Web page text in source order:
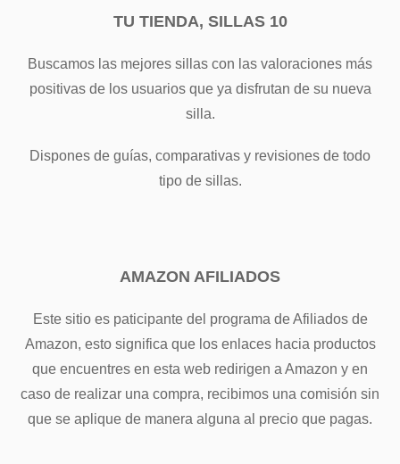
TU TIENDA, SILLAS 10
Buscamos las mejores sillas con las valoraciones más
positivas de los usuarios que ya disfrutan de su nueva
silla.
Dispones de guías, comparativas y revisiones de todo
tipo de sillas.
AMAZON AFILIADOS
Este sitio es paticipante del programa de Afiliados de
Amazon, esto significa que los enlaces hacia productos
que encuentres en esta web redirigen a Amazon y en
caso de realizar una compra, recibimos una comisión sin
que se aplique de manera alguna al precio que pagas.